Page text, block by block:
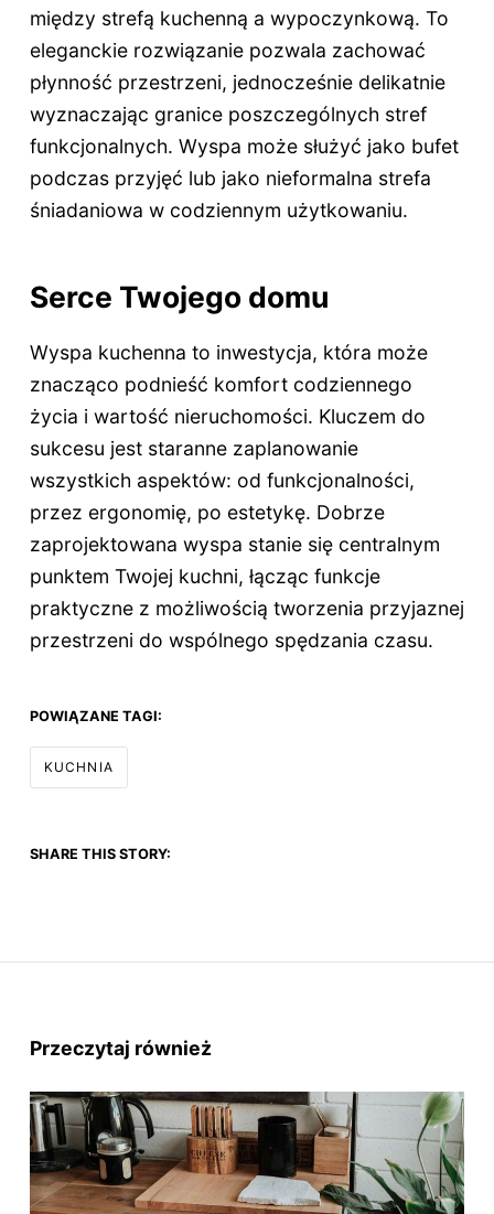
między strefą kuchenną a wypoczynkową. To
eleganckie rozwiązanie pozwala zachować
płynność przestrzeni, jednocześnie delikatnie
wyznaczając granice poszczególnych stref
funkcjonalnych. Wyspa może służyć jako bufet
podczas przyjęć lub jako nieformalna strefa
śniadaniowa w codziennym użytkowaniu.
Serce Twojego domu
Wyspa kuchenna to inwestycja, która może
znacząco podnieść komfort codziennego
życia i wartość nieruchomości. Kluczem do
sukcesu jest staranne zaplanowanie
wszystkich aspektów: od funkcjonalności,
przez ergonomię, po estetykę. Dobrze
zaprojektowana wyspa stanie się centralnym
punktem Twojej kuchni, łącząc funkcje
praktyczne z możliwością tworzenia przyjaznej
przestrzeni do wspólnego spędzania czasu.
POWIĄZANE TAGI:
KUCHNIA
SHARE THIS STORY:
Przeczytaj również